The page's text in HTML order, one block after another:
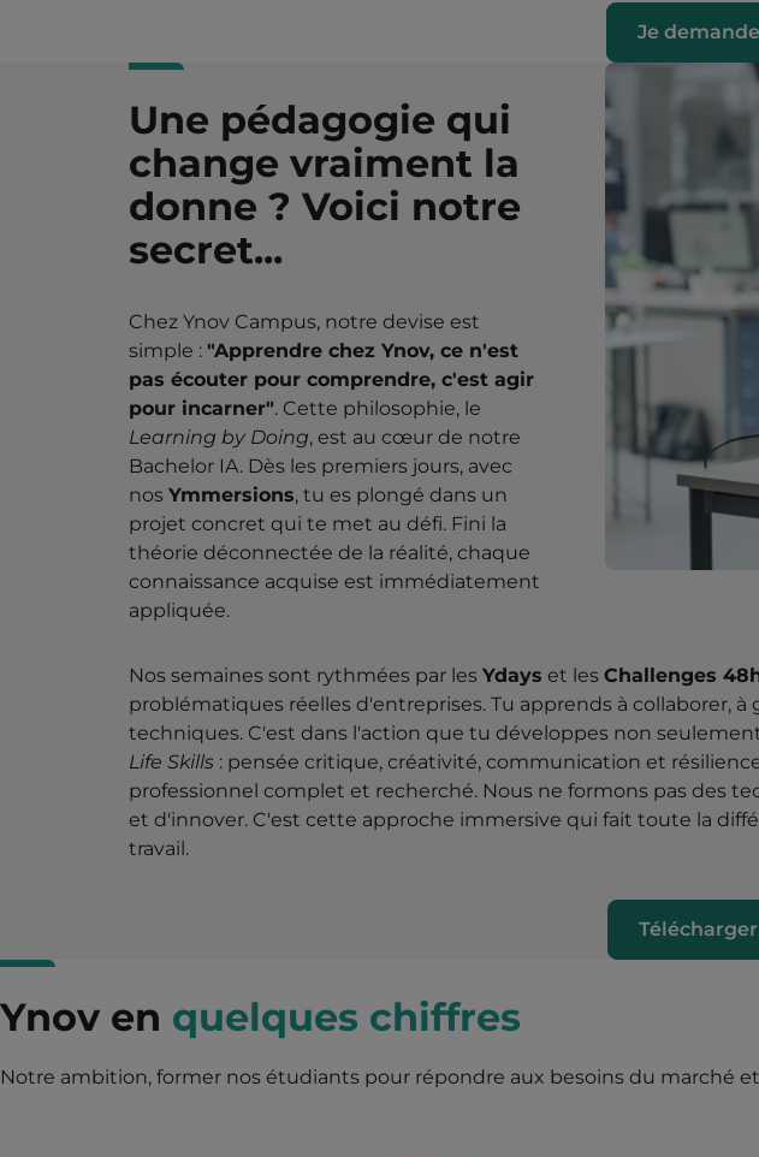
Je
Une pédagogie qui
change vraiment la
donne ? Voici notre
secret...
Chez Ynov Campus, notre devise est
simple : "Apprendre chez Ynov, ce n'est
pas écouter pour comprendre, c'est agir
pour incarner". Cette philosophie, le
Learning by Doing, est au cœur de notre
Bachelor IA. Dès les premiers jours, avec
nos Ymmersions, tu es plongé dans un
projet concret qui te met au défi. Fini la
théorie déconnectée de la réalité, chaque
connaissance acquise est immédiatement
appliquée.
Nos semaines sont rythmées par les Ydays et les Challenges
problématiques réelles d'entreprises. Tu apprends à collaborer,
techniques. C'est dans l'action que tu développes non
Life Skills: pensée critique, créativité, communication et
professionnel complet et recherché. Nous ne formons pas des
et d'innover. C'est cette approche immersive qui fait toute la
travail.
Ynov en quelques chiffres
Notre ambition, former nos étudiants pour répondre aux besoins du marché